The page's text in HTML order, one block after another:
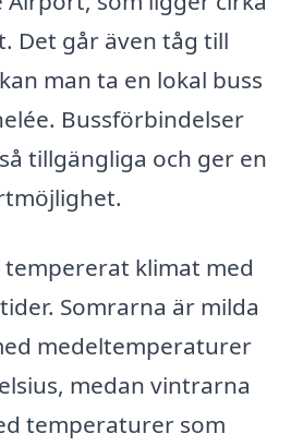
Det går även tåg till
man ta en lokal buss
Bussförbindelser
tillgängliga och ger en
klimat med
Somrarna är milda
medeltemperaturer
medan vintrarna
temperaturer som